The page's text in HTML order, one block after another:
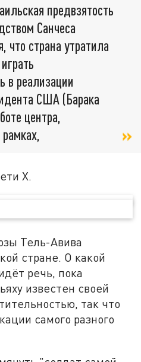
предвзятость
Санчеса
что страна утратила
в реализации
США (Барака
центра,
X.
Тель-Авива
стране. О какой
речь, пока
известен своей
так что
самого разного